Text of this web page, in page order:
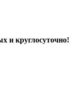
и круглосуточно!